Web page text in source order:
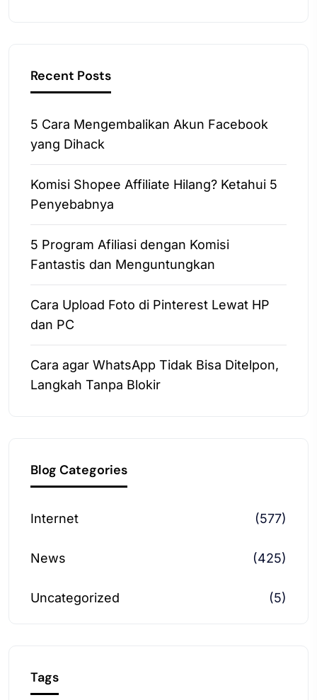
Recent Posts
5 Cara Mengembalikan Akun Facebook
yang Dihack
Komisi Shopee Affiliate Hilang? Ketahui 5
Penyebabnya
5 Program Afiliasi dengan Komisi
Fantastis dan Menguntungkan
Cara Upload Foto di Pinterest Lewat HP
dan PC
Cara agar WhatsApp Tidak Bisa Ditelpon,
Langkah Tanpa Blokir
Blog Categories
Internet (577)
News (425)
Uncategorized (5)
Tags